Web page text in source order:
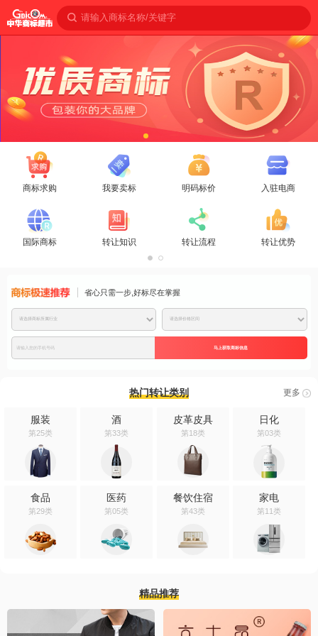
请输入商标名称/关键字
商标求购 我要卖标 明码标价 入驻电商
国际商标 转让知识 转让流程 转让优势
省心只需一步,好标尽在掌握
商标免费推
马上获取商标信息
更多
热门转让类别
服装
第25类
酒
第33类
皮革皮具
第18类
日化
第03类
食品
第29类
医药
第05类
餐饮住宿
第43类
家电
第11类
精品推荐